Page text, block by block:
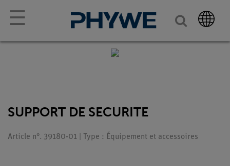
☰
SUPPORT DE SECURITE
Article n°. 39180-01 | Type : Équipement et accessoires